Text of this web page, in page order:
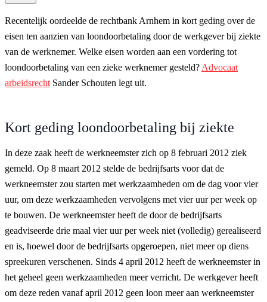
Recentelijk oordeelde de rechtbank Arnhem in kort geding over de
eisen ten aanzien van loondoorbetaling door de werkgever bij ziekte
van de werknemer. Welke eisen worden aan een vordering tot
loondoorbetaling van een zieke werknemer gesteld? Advocaat
arbeidsrecht Sander Schouten legt uit.
Kort geding loondoorbetaling bij ziekte
In deze zaak heeft de werkneemster zich op 8 februari 2012 ziek
gemeld. Op 8 maart 2012 stelde de bedrijfsarts voor dat de
werkneemster zou starten met werkzaamheden om de dag voor vier
uur, om deze werkzaamheden vervolgens met vier uur per week op
te bouwen. De werkneemster heeft de door de bedrijfsarts
geadviseerde drie maal vier uur per week niet (volledig) gerealiseerd
en is, hoewel door de bedrijfsarts opgeroepen, niet meer op diens
spreekuren verschenen. Sinds 4 april 2012 heeft de werkneemster in
het geheel geen werkzaamheden meer verricht. De werkgever heeft
om deze reden vanaf april 2012 geen loon meer aan werkneemster